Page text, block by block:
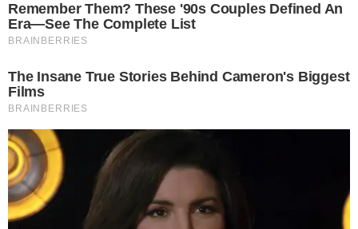
TÓPICOS
I-405 CALIFÓRNIA TETO DE SUV
MOTORISTA NUA
PERSEGUIÇÃO POLICIAL
VER COMENTÁRIOS